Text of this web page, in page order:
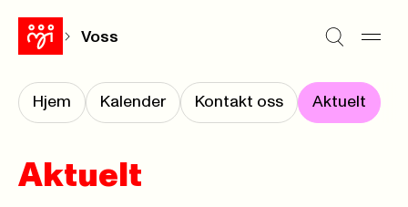
Voss
Hjem Kalender Kontakt oss Aktuelt
Aktuelt